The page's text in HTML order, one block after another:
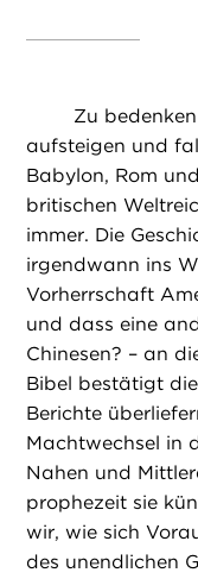
Zu
aufsteigen und
Babylon, Rom
britischen
immer. Die
irgendwann ins
Vorherrschaft
und dass eine
Chinesen? – an
Bibel bestätigt
Berichte
Machtwechsel in
Nahen und
prophezeit sie
wir, wie sich
des unendlichen